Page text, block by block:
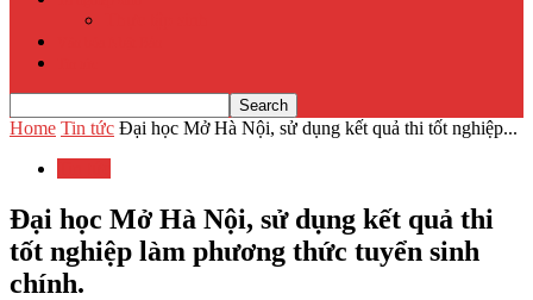
Home Tin tức Đại học Mở Hà Nội, sử dụng kết quả thi tốt nghiệp...
Đại học Mở Hà Nội, sử dụng kết quả thi
tốt nghiệp làm phương thức tuyển sinh
chính.